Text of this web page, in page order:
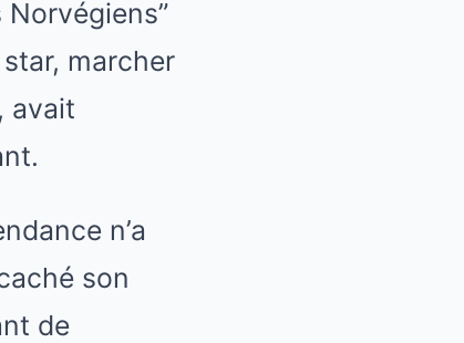
marcher
avait
n’a
son
de